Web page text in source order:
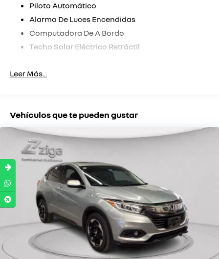
Piloto Automático
Alarma De Luces Encendidas
Computadora De A Bordo
Techo Solar Eléctrico Retráctil
Climatizador
Llantas De Aleación
Airbag Conductor
Repartidor Electrónico De Fuerza De Frenado
Sistema De Bloqueo De Encendido
Faros Antiniebla
Faros Antinieblas Delanteros
Airbag Para Conductor Y Pasajero
Sensor De Lluvia
Faros Antinieblas Traseros
Desempañador Trasero
Barra Anti Vuelco
Leer Más...
Vehículos que te pueden gustar